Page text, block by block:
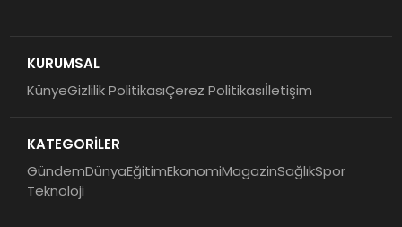
KURUMSAL
KünyeGizlilik PolitikasıÇerez Politikasıİletişim
KATEGORİLER
GündemDünyaEğitimEkonomiMagazinSağlıkSpor
Teknoloji